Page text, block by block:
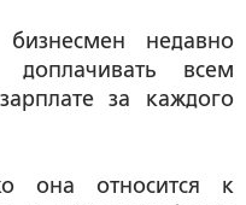
недавно
всем
за каждого
она относится к